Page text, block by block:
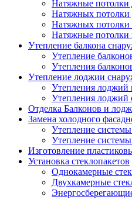
Натяжные потолки
Натяжных потолки
Натяжных
Натяжные потолки
Утепление балкона
Утепление
Утепления
Утепление лоджии
Утепления лоджий
Утепления лоджий
Отделка Балконов и
Замена холодного
Утепление
Утепление
Изготовление
Установка стеклопакетов
Однокамерные
Двухкамерные